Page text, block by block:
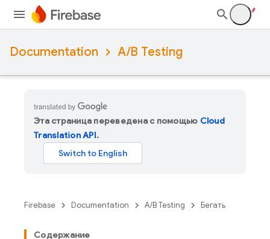
Documentation A/B Testing
Эта страница переведена с помощью Cloud
Translation API.
Firebase Documentation A/B Testing Бегать
Содержание